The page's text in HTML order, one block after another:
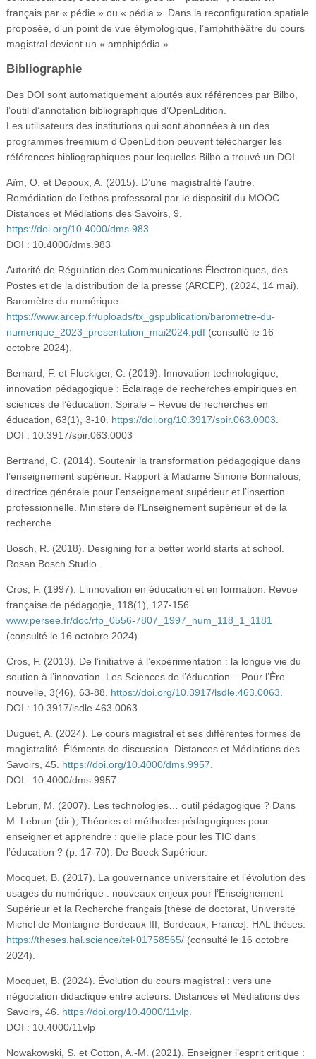
français par « pédie » ou « pédia ». Dans la reconfiguration spatiale
proposée, d’un point de vue étymologique, l’amphithéâtre du cours
magistral devient un « amphipédia ».
Bibliographie
Des DOI sont automatiquement ajoutés aux références par Bilbo,
l’outil d’annotation bibliographique d’OpenEdition.
Les utilisateurs des institutions qui sont abonnées à un des
programmes freemium d’OpenEdition peuvent télécharger les
références bibliographiques pour lequelles Bilbo a trouvé un DOI.
Aïm, O. et Depoux, A. (2015). D’une magistralité l’autre.
Remédiation de l’ethos professoral par le dispositif du MOOC.
Distances et Médiations des Savoirs, 9.
https://doi.org/10.4000/dms.983
DOI : 10.4000/dms.983
Autorité de Régulation des Communications Électroniques, des
Postes et de la distribution de la presse (ARCEP), (2024, 14 mai).
Baromètre du numérique.
https://www.arcep.fr/uploads/tx_gspublication/barometre-du-
numerique_2023_presentation_mai2024.pdf(consulté le 16
octobre 2024).
Bernard, F. et Fluckiger, C. (2019). Innovation technologique,
innovation pédagogique : Éclairage de recherches empiriques en
sciences de l’éducation. Spirale – Revue de recherches en
éducation, 63(1), 3-10. https://doi.org/10.3917/spir.063.0003
DOI : 10.3917/spir.063.0003
Bertrand, C. (2014). Soutenir la transformation pédagogique dans
l’enseignement supérieur. Rapport à Madame Simone Bonnafous,
directrice générale pour l’enseignement supérieur et l’insertion
professionnelle. Ministère de l’Enseignement supérieur et de la
recherche.
Bosch, R. (2018). Designing for a better world starts at school.
Rosan Bosch Studio.
Cros, F. (1997). L’innovation en éducation et en formation. Revue
française de pédagogie, 118(1), 127-156.
www.persee.fr/doc/rfp_0556-7807_1997_num_118_1_1181
(consulté le 16 octobre 2024).
Cros, F. (2013). De l’initiative à l’expérimentation : la longue vie du
soutien à l’innovation. Les Sciences de l’éducation – Pour l’Ère
nouvelle, 3(46), 63-88. https://doi.org/10.3917/lsdle.463.0063
DOI : 10.3917/lsdle.463.0063
Duguet, A. (2024). Le cours magistral et ses différentes formes de
magistralité. Éléments de discussion. Distances et Médiations des
Savoirs, 45. https://doi.org/10.4000/dms.9957
DOI : 10.4000/dms.9957
Lebrun, M. (2007). Les technologies… outil pédagogique ? Dans
M. Lebrun (dir.), Théories et méthodes pédagogiques pour
enseigner et apprendre : quelle place pour les TIC dans
l’éducation ? (p. 17-70). De Boeck Supérieur.
Mocquet, B. (2017). La gouvernance universitaire et l’évolution des
usages du numérique : nouveaux enjeux pour l’Enseignement
Supérieur et la Recherche français [thèse de doctorat, Université
Michel de Montaigne-Bordeaux III, Bordeaux, France]. HAL thèses.
https://theses.hal.science/tel-01758565/(consulté le 16 octobre
2024).
Mocquet, B. (2024). Évolution du cours magistral : vers une
négociation didactique entre acteurs. Distances et Médiations des
Savoirs, 46. https://doi.org/10.4000/11vlp.
DOI : 10.4000/11vlp
Nowakowski, S. et Cotton, A.-M. (2021). Enseigner l’esprit critique :